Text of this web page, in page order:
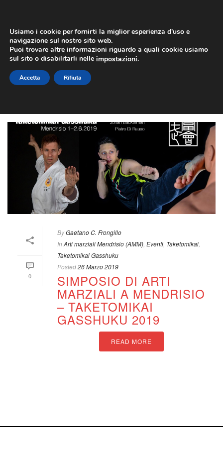
ARCHIVES
0
ByGaetano C. Frongillo
In Arti marziali Mendrisio (AMM) Eventi Taketomikai
Taketomikai Gasshuku
Posted26 Marzo 2019
SIMPOSIO DI ARTI
MARZIALI A MENDRISIO
– TAKETOMIKAI
GASSHUKU 2019
READ MORE
Usiamo i cookie per fornirti la miglior esperienza d'uso e
navigazione sul nostro sito web.
Puoi trovare altre informazioni riguardo a quali cookie usiamo
sul sito o disabilitarli nelle impostazioni.
Accetta Rifiuta